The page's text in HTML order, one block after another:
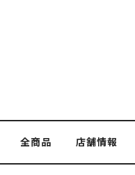
全商品 店舗情報